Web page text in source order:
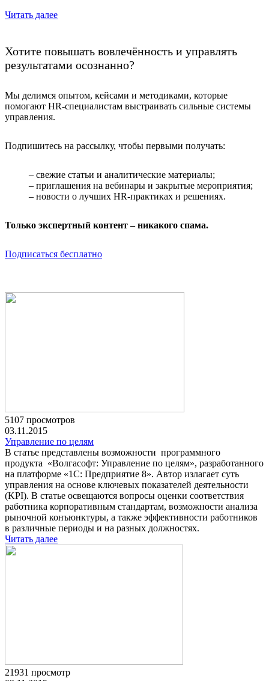
Читать далее
Хотите повышать вовлечённость и управлять
результатами осознанно?
Мы делимся опытом, кейсами и методиками, которые
помогают HR-специалистам выстраивать сильные системы
управления.
Подпишитесь на рассылку, чтобы первыми получать:
– свежие статьи и аналитические материалы;
– приглашения на вебинары и закрытые мероприятия;
– новости о лучших HR-практиках и решениях.
Только экспертный контент – никакого спама.
Подписаться бесплатно
5107 просмотров
03.11.2015
Управление по целям
В статье представлены возможности программного
продукта «Волгасофт: Управление по целям», разработанного
на платформе «1С: Предприятие 8». Автор излагает суть
управления на основе ключевых показателей деятельности
(KPI). В статье освещаются вопросы оценки соответствия
работника корпоративным стандартам, возможности анализа
рыночной конъюнктуры, а также эффективности работников
в различные периоды и на разных должностях.
Читать далее
21931 просмотр